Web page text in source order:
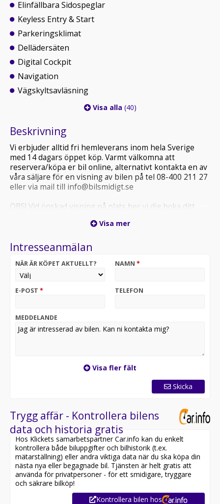
Elinfällbara Sidospeglar
Keyless Entry & Start
Parkeringsklimat
Dellädersäten
Digital Cockpit
Navigation
Vägskyltsavläsning
Visa alla (40)
Beskrivning
Vi erbjuder alltid fri hemleverans inom hela Sverige
med 14 dagars öppet köp. Varmt välkomna att
reservera/köpa er bil online, alternativt kontakta en av
våra säljare för en visning av bilen på tel 08-400 211 27
eller via mail till info@bilsmidigt.se
OBS! Vid önskad visning på plats ber vi dig boka ditt
är intresserad av finns på plats och att vi kan ge dig
MEJLKONTAKT MED OSS.
att säkra bilen innan någon annan gör det, reservera
Nu har vi fått in denna riktigt fina Volvo XC40 T5
Momentum Advanced i vackra Onyx Black, med infällbar
Denna plug-in hybrid har moms och är därmed
förmånligt leasbar för företag samt även möjlig att
Utrustningen inkluderar bland annat: Momentum
Advanced, Automat, Utfällbar Dragkrok, Elinfällbara
Sidospeglar, Keyless Entry & Start, Parkeringsklimat,
Dellädersäten, Digital Cockpit, Navigation,
Vägskyltsavläsning, Parkeringssensorer fram och bak,
Parkeringsassistans, 2 Klimatzoner, Sätesvärme fram
och bak, Parkeringsvärmare, High Performance Sound
System, App-Connect, Android Auto, Apple CarPlay,
Bluetooth, USB-uttag, IntelliSafe Assist, Adaptiv
Farthållare, Körfilsassistans, Vägfilsassistans,
Visa mer
Intresseanmälan
NÄR ÄR KÖPET AKTUELLT? NAMN *
E-POST * TELEFON
MEDDELANDE
Visa fler fält
Skicka
Trygg affär - Kontrollera bilens
data och historia gratis
Hos Klickets samarbetspartner Car.info kan du enkelt
kontrollera både biluppgifter och bilhistorik (t.ex.
mätarställning) eller andra viktiga data när du ska köpa din
nästa nya eller begagnade bil. Tjänsten är helt gratis att
använda för privatpersoner - för ett smidigare, tryggare
och säkrare bilköp!
Kontrollera bilen hos